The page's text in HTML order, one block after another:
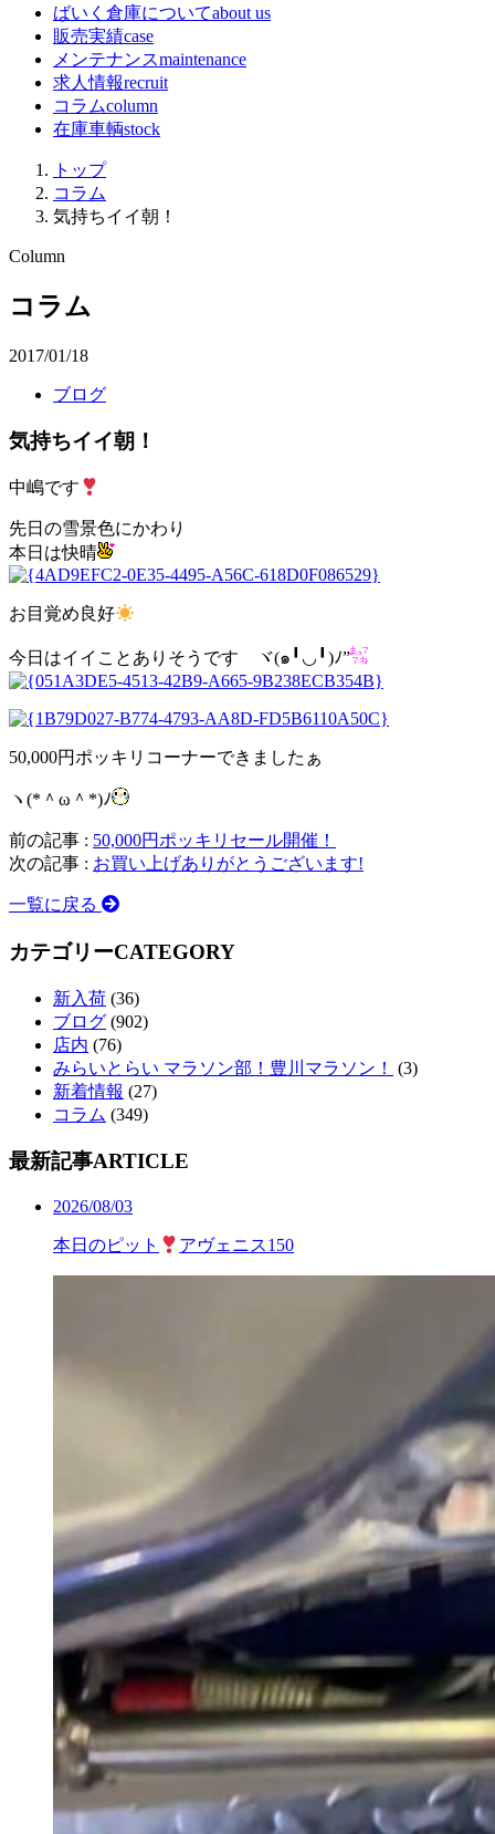
ばいく倉庫についてabout us
販売実績case
メンテナンスmaintenance
求人情報recruit
コラムcolumn
在庫車輌stock
トップ
コラム
気持ちイイ朝！
Column
コラム
2017/01/18
ブログ
気持ちイイ朝！
中嶋です
先日の雪景色にかわり
本日は快晴
お目覚め良好
今日はイイことありそうです ヾ(๑╹◡╹)ﾉ”
50,000円ポッキリコーナーできましたぁ
ヽ(*＾ω＾*)ﾉ
前の記事 : 50,000円ポッキリセール開催！
次の記事 : お買い上げありがとうございます!
一覧に戻る
カテゴリーCATEGORY
新入荷 (36)
ブログ (902)
店内 (76)
みらいとらい マラソン部！豊川マラソン！
(3)
新着情報 (27)
コラム (349)
最新記事ARTICLE
2026/08/03
本日のピット アヴェニス150